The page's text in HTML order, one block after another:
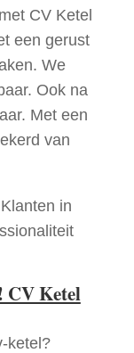
CV Ketel
een gerust
We
Ook na
Met een
van
in
CV Ketel
ketel?